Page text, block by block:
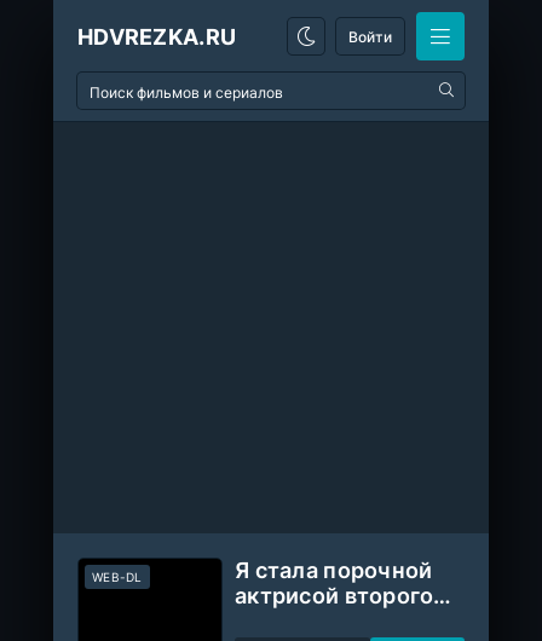
HDVREZKA.RU Войти
Я стала порочной
актрисой второго
WEB-DL